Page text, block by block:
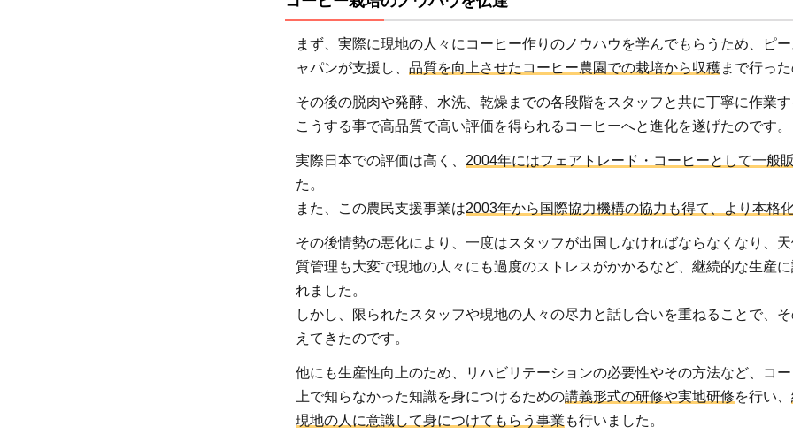
入す
る
4
東テ
ィモ
の
人々
へ支
援と
して
コー
ヒー
を購
入し
よう
まず、実際に現地の人々にコーヒー作りのノウハウを学んでもらうため、ピ
ャパンが支援し、 品質を向上させたコーヒー農園での栽培から収穫 まで行っ
その後の脱肉や発酵、水洗、乾燥までの各段階をスタッフと共に丁寧に作業
こうする事で高品質で高い評価を得られるコーヒーへと進化を遂げたのです。
実際日本での評価は高く、 2004年にはフェアトレード・コーヒーとして一般
た。
また、この農民支援事業は2003年から国際協力機構の協力も得て、より本格
その後情勢の悪化により、一度はスタッフが出国しなければならなくなり、
質管理も大変で現地の人々にも過度のストレスがかかるなど、継続的な生産
れました。
しかし、限られたスタッフや現地の人々の尽力と話し合いを重ねることで、
えてきたのです。
他にも生産性向上のため、リハビリテーションの必要性やその方法など、コ
上で知らなかった知識を身につけるための講義形式の研修や実地研修を行い、
現地の人に意識して身につけてもらう事業 も行いました。